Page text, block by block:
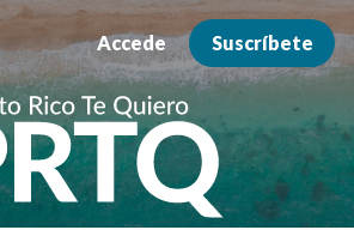
Accede Suscríbete